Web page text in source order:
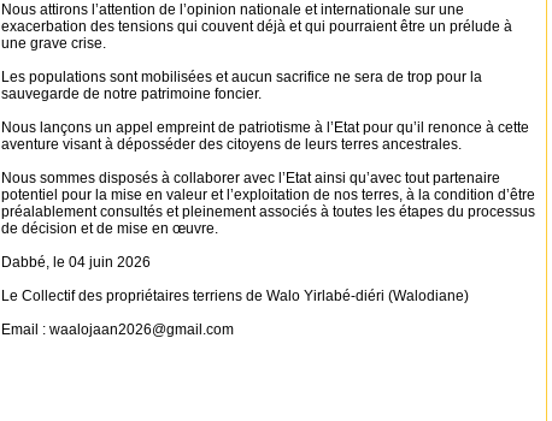
Nous attirons l’attention de l’opinion nationale et internationale sur une
exacerbation des tensions qui couvent déjà et qui pourraient être un prélude à
une grave crise.
Les populations sont mobilisées et aucun sacrifice ne sera de trop pour la
sauvegarde de notre patrimoine foncier.
Nous lançons un appel empreint de patriotisme à l’Etat pour qu’il renonce à cette
aventure visant à déposséder des citoyens de leurs terres ancestrales.
Nous sommes disposés à collaborer avec l’Etat ainsi qu’avec tout partenaire
potentiel pour la mise en valeur et l’exploitation de nos terres, à la condition d’être
préalablement consultés et pleinement associés à toutes les étapes du processus
de décision et de mise en œuvre.
Dabbé, le 04 juin 2026
Le Collectif des propriétaires terriens de Walo Yirlabé-diéri (Walodiane)
Email : waalojaan2026@gmail.com